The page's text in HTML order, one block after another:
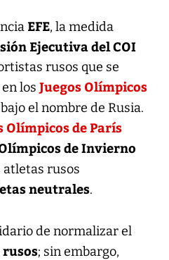
EFE, la medida
Ejecutiva del COI
rusos que se
los Juegos Olímpicos
bajo el nombre de Rusia.
Olímpicos de París
de Invierno
atletas rusos
neutrales.
de normalizar el
; sin embargo,